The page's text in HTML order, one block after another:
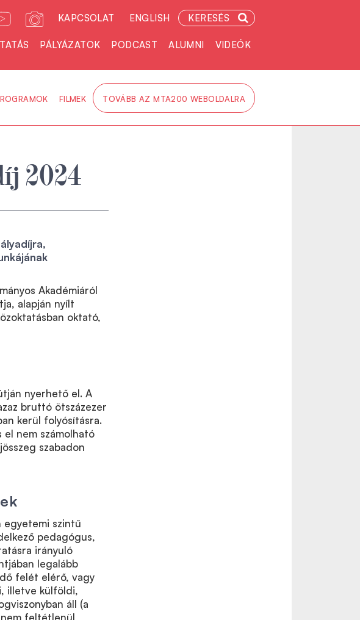
KAPCSOLAT ENGLISH KERESÉS
PÁLYÁZATOK PODCAST ALUMNI VIDEÓK
FILMEK TOVÁBB AZ MTA200 WEBOLDALRA
2024
Akadémiáról
alapján nyílt
oktató,
nyerhető el. A
bruttó ötszázezer
kerül folyósításra.
el nem számolható
szabadon
egyetemi szintű
pedagógus,
irányuló
legalább
felét elérő, vagy
illetve külföldi,
áll (a
feltétlenül